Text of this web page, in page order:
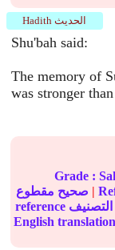
Hadith الحديث
Shu'bah said:
The memory of
was stronger
Grade :
|